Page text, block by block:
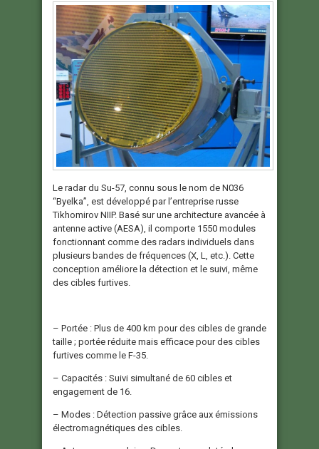
Le radar du Su-57, connu sous le nom de N036
“Byelka”, est développé par l’entreprise russe
Tikhomirov NIIP. Basé sur une architecture avancée à
antenne active (AESA), il comporte 1550 modules
fonctionnant comme des radars individuels dans
plusieurs bandes de fréquences (X, L, etc.). Cette
conception améliore la détection et le suivi, même
des cibles furtives.
– Portée : Plus de 400 km pour des cibles de grande
taille ; portée réduite mais efficace pour des cibles
furtives comme le F-35.
– Capacités : Suivi simultané de 60 cibles et
engagement de 16.
– Modes : Détection passive grâce aux émissions
électromagnétiques des cibles.